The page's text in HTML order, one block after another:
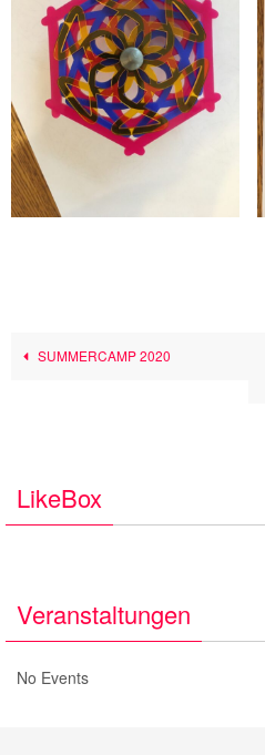
SUMMERCAMP 2020
LikeBox
Veranstaltungen
No Events